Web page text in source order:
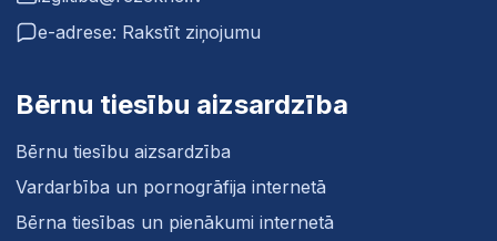
e-adrese: Rakstīt ziņojumu
Bērnu tiesību aizsardzība
Bērnu tiesību aizsardzība
Vardarbība un pornogrāfija internetā
Bērna tiesības un pienākumi internetā